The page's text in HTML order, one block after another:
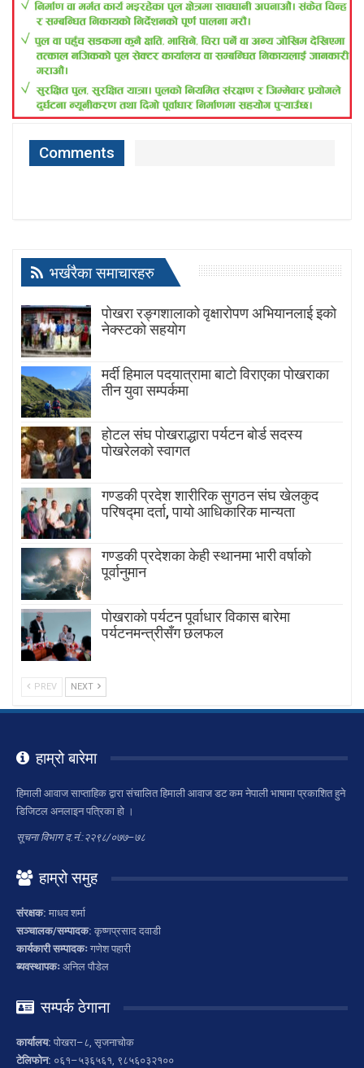
Comments
भर्खरैका समाचारहरु
पोखरा रङ्गशालाको वृक्षारोपण अभियानलाई इको
नेक्स्टको सहयोग
मर्दी हिमाल पदयात्रामा बाटाे विराएका पाेखराका
तीन युवा सम्पर्कमा
होटल संघ पोखराद्धारा पर्यटन बोर्ड सदस्य
पोखरेलको स्वागत
गण्डकी प्रदेश शारीरिक सुगठन संघ खेलकुद
परिषद्मा दर्ता, पायाे आधिकारिक मान्यता
गण्डकी प्रदेशका केही स्थानमा भारी वर्षाको
पूर्वानुमान
पाेखराकाे पर्यटन पूर्वाधार विकास बारेमा
पर्यटनमन्त्रीसँग छलफल
PREV NEXT
हाम्रो बारेमा
हिमाली आवाज साप्ताहिक द्वारा संचालित हिमाली आवाज डट कम नेपाली भाषामा प्रकाशित हुने
डिजिटल अनलाइन पत्रिका हो ।
सूचना विभाग द.नं.:२२९८/०७७–७८
हाम्रो समुह
संरक्षक: माधव शर्मा
सञ्चालक/सम्पादक: कृष्णप्रसाद दवाडी
कार्यकारी सम्पादकः गणेश पहारी
ब्यवस्थापकः अनिल पौडेल
सम्पर्क ठेगाना
कार्यालय: पोखरा–८, सृजनाचोक
टेलिफोन: ०६१–५३६५६१, ९८५६०३२१००